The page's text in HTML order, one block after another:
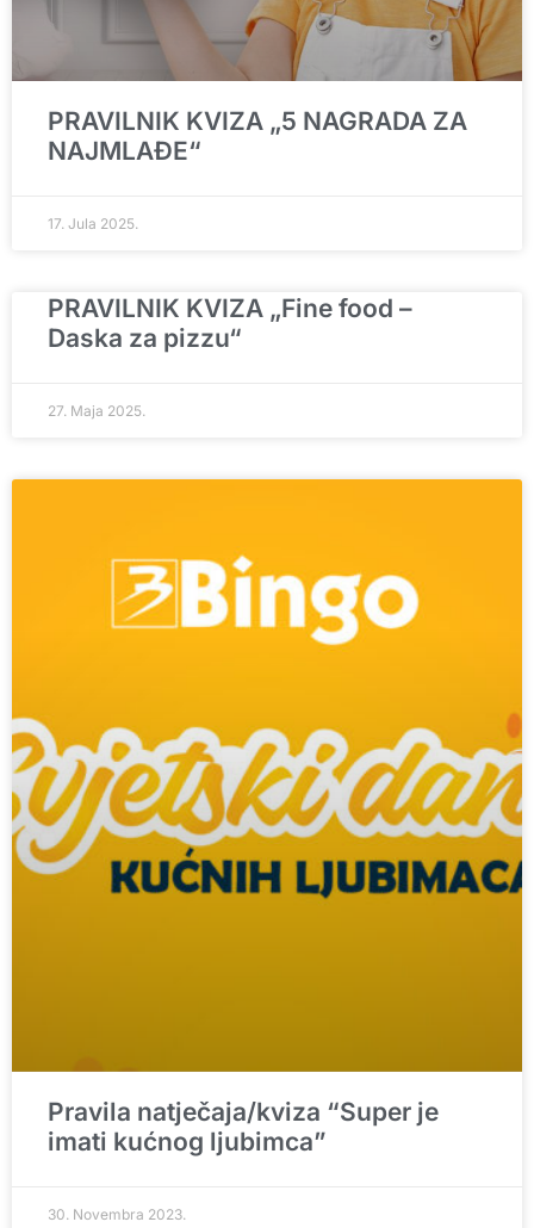
PRAVILNIK KVIZA „5 NAGRADA ZA
NAJMLAĐE“
17. Jula 2025.
PRAVILNIK KVIZA „Fine food –
Daska za pizzu“
27. Maja 2025.
Pravila natječaja/kviza “Super je
imati kućnog ljubimca”
30. Novembra 2023.